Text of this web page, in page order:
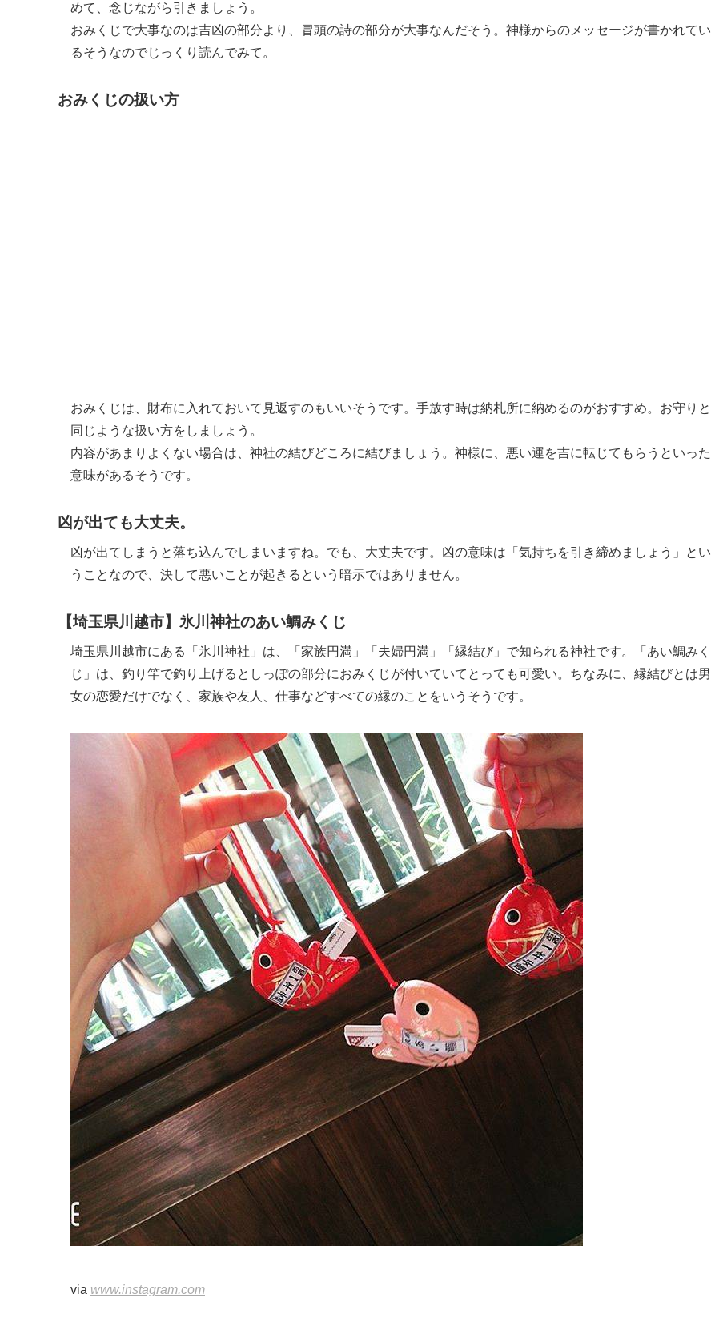
めて、念じながら引きましょう。
おみくじで大事なのは吉凶の部分より、冒頭の詩の部分が大事なんだそう。神様からのメッセージが書かれてい
るそうなのでじっくり読んでみて。
おみくじの扱い方
おみくじは、財布に入れておいて見返すのもいいそうです。手放す時は納札所に納めるのがおすすめ。お守りと
同じような扱い方をしましょう。
内容があまりよくない場合は、神社の結びどころに結びましょう。神様に、悪い運を吉に転じてもらうといった
意味があるそうです。
凶が出ても大丈夫。
凶が出てしまうと落ち込んでしまいますね。でも、大丈夫です。凶の意味は「気持ちを引き締めましょう」とい
うことなので、決して悪いことが起きるという暗示ではありません。
【埼玉県川越市】氷川神社のあい鯛みくじ
埼玉県川越市にある「氷川神社」は、「家族円満」「夫婦円満」「縁結び」で知られる神社です。「あい鯛みく
じ」は、釣り竿で釣り上げるとしっぽの部分におみくじが付いていてとっても可愛い。ちなみに、縁結びとは男
女の恋愛だけでなく、家族や友人、仕事などすべての縁のことをいうそうです。
via www.instagram.com